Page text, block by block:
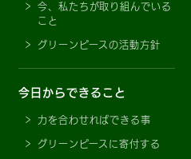
今、私たちが取り組んでいる
こと
グリーンピースの活動方針
今日からできること
力を合わせればできる事
グリーンピースに寄付する